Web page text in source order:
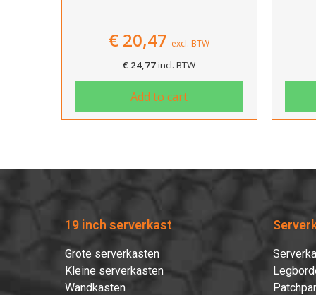
€ 20,47 excl. BTW
€ 24,77incl. BTW
Add to cart
19 inch serverkast
Grote serverkasten
Kleine serverkasten
Wandkasten